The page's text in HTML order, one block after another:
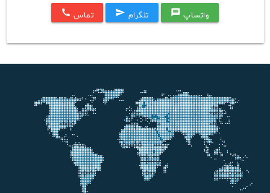
واتساپ message تلگرام send تماس call